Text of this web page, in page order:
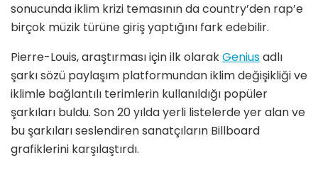
sonucunda iklim krizi temasının da country’den rap’e
birçok müzik türüne giriş yaptığını fark edebilir.
Pierre-Louis, araştırması için ilk olarakGeniusadlı
şarkı sözü paylaşım platformundan iklim değişikliği ve
iklimle bağlantılı terimlerin kullanıldığı popüler
şarkıları buldu. Son 20 yılda yerli listelerde yer alan ve
bu şarkıları seslendiren sanatçıların Billboard
grafiklerini karşılaştırdı.